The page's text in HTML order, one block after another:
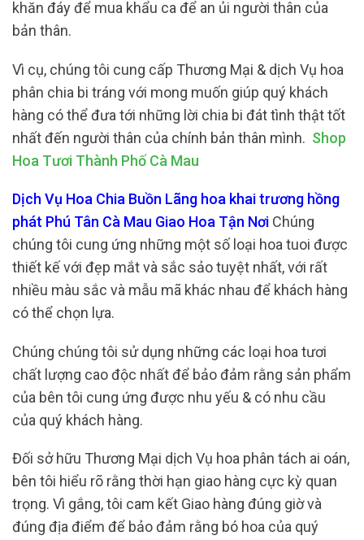
khăn đáy để mua khẩu ca để an ủi người thân của
bản thân.
Vì cụ, chúng tôi cung cấp Thương Mại & dịch Vụ hoa
phân chia bi tráng với mong muốn giúp quý khách
hàng có thể đưa tới những lời chia bi đát tình thật tốt
nhất đến người thân của chính bản thân mình. Shop
Hoa Tươi Thành Phố Cà Mau
Dịch Vụ Hoa Chia Buồn Lãng hoa khai trương hồng
phát Phú Tân Cà Mau Giao Hoa Tận Nơi Chúng
chúng tôi cung ứng những một số loại hoa tuoi được
thiết kế với đẹp mắt và sắc sảo tuyệt nhất, với rất
nhiều màu sắc và mẫu mã khác nhau để khách hàng
có thể chọn lựa.
Chúng chúng tôi sử dụng những các loại hoa tươi
chất lượng cao độc nhất để bảo đảm rằng sản phẩm
của bên tôi cung ứng được nhu yếu & có nhu cầu
của quý khách hàng.
Đối sở hữu Thương Mại dịch Vụ hoa phân tách ai oán,
bên tôi hiểu rõ rằng thời hạn giao hàng cực kỳ quan
trọng. Vì gắng, tôi cam kết Giao hàng đúng giờ và
đúng địa điểm để bảo đảm rằng bó hoa của quý